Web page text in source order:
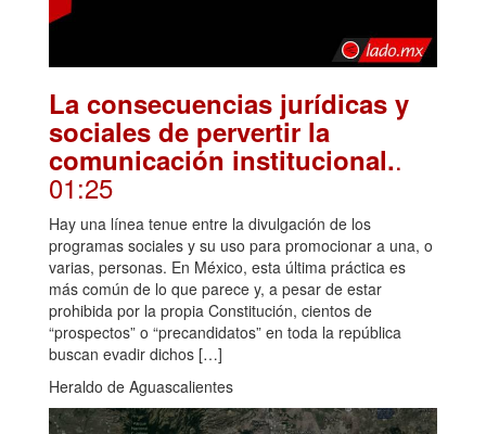
La consecuencias jurídicas y
sociales de pervertir la
comunicación institucional..
01:25
Hay una línea tenue entre la divulgación de los
programas sociales y su uso para promocionar a una, o
varias, personas. En México, esta última práctica es
más común de lo que parece y, a pesar de estar
prohibida por la propia Constitución, cientos de
“prospectos” o “precandidatos” en toda la república
buscan evadir dichos […]
Heraldo de Aguascalientes